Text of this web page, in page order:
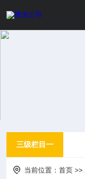
三级栏目一
当前位置：首页 >>